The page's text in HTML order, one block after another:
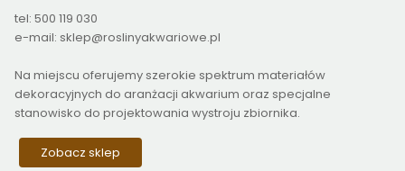
tel: 500 119 030
e-mail: sklep@roslinyakwariowe.pl
Na miejscu oferujemy szerokie spektrum materiałów
dekoracyjnych do aranżacji akwarium oraz specjalne
stanowisko do projektowania wystroju zbiornika.
Zobacz sklep